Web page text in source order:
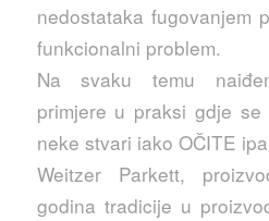
nedostataka fugovanjem
funkcionalni problem.
Na svaku temu
primjere u praksi gdje
neke stvari iako OČITE
Weitzer Parkett,
godina tradicije u